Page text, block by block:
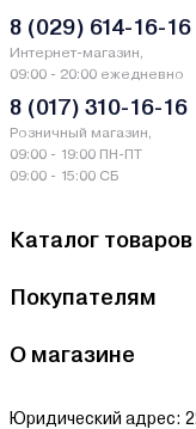
Каталог товаров
Покупателям
О магазине
Юридический адрес:
8 (029) 614-16-16
Интернет-магазин,
09:00 - 20:00 ежедневно
8 (017) 310-16-16
Розничный магазин,
09:00 - 19:00 ПН-ПТ
09:00 - 15:00 СБ